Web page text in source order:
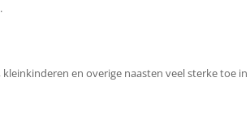
en overige naasten veel sterke toe in